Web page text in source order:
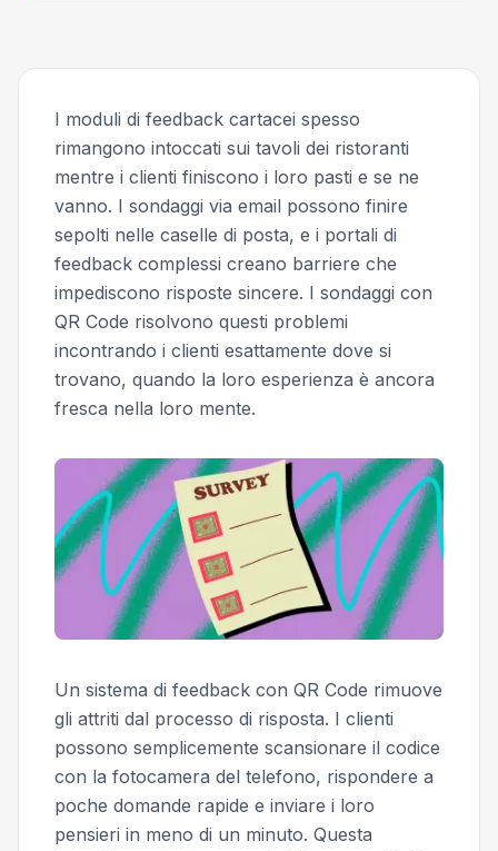
I moduli di feedback cartacei spesso
rimangono intoccati sui tavoli dei ristoranti
mentre i clienti finiscono i loro pasti e se ne
vanno. I sondaggi via email possono finire
sepolti nelle caselle di posta, e i portali di
feedback complessi creano barriere che
impediscono risposte sincere. I sondaggi con
QR Code risolvono questi problemi
incontrando i clienti esattamente dove si
trovano, quando la loro esperienza è ancora
fresca nella loro mente.
Un sistema di feedback con QR Code rimuove
gli attriti dal processo di risposta. I clienti
possono semplicemente scansionare il codice
con la fotocamera del telefono, rispondere a
poche domande rapide e inviare i loro
pensieri in meno di un minuto. Questa